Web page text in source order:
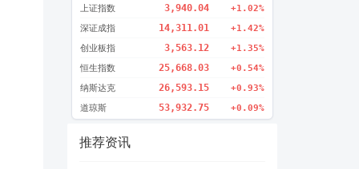
上证指数 3,940.04 +1.02%
深证成指 14,311.01 +1.42%
创业板指 3,563.12 +1.35%
恒生指数 25,668.03 +0.54%
纳斯达克 26,593.15 +0.93%
道琼斯 53,932.75 +0.09%
推荐资讯